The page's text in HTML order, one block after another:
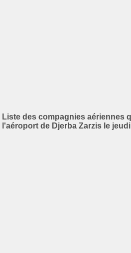
Liste des compagnies aériennes
l'aéroport de Djerba Zarzis le